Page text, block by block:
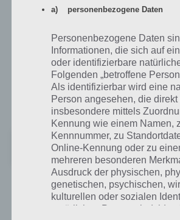
Pyramid Solitaire Saga für
Play Store
Bei Google Play findet ihr Pyramid Solitaire
Download, wobei mindestens Android 2.3.3
den Spielern kommt die App mit 4,4 Sternen
Pyramid Solitaire Saga
Preis:Kostenlos
App für iPhone, iPad und iPod
a) personenbezogene Daten
Personenbezogene Daten
Informationen, die sich auf
oder identifizierbare
Folgenden „betroffene
Als identifizierbar wird eine
Person angesehen, die
insbesondere mittels
Kennung wie einem Namen,
Kennnummer, zu
Online-Kennung oder zu
mehreren besonderen
Ausdruck der physischen,
genetischen, psychischen,
kulturellen oder sozialen
natürlichen Person sind,